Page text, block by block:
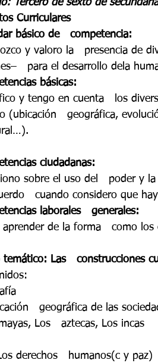
6 -2 Grado 7 -1 Grado 7 -2
9 -2 Grado 10 -1 Grado 10
Deportes
Tercero de sexto de
Curriculares
básico de   competencia:
y valoro la   presencia de
para el desarrollo dela
básicas:
y tengo en cuenta   los
(ubicación   geográfica,
ciudadanas:
sobre el uso del   poder y
cuando considero que
laborales   generales:
aprender de la forma   como
temático: Las   construcciones
geográfica de las
Los   aztecas, Los incas
derechos   humanos(c y paz)